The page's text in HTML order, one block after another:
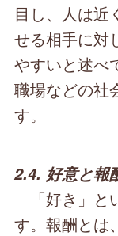
目し、人は近
せる相手に対
やすいと述べ
職場などの社
す。
2.4. 好意と報
「好き」と
す。報酬とは